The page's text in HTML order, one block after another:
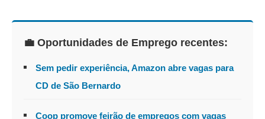
💼 Oportunidades de Emprego recentes:
Sem pedir experiência, Amazon abre vagas para
CD de São Bernardo
Coop promove feirão de empregos com vagas